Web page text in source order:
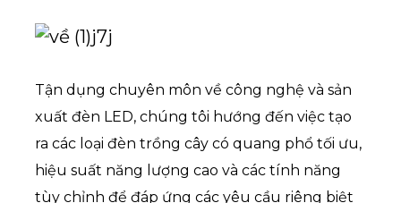
Tận dụng chuyên môn về công nghệ và sản
xuất đèn LED, chúng tôi hướng đến việc tạo
ra các loại đèn trồng cây có quang phổ tối ưu,
hiệu suất năng lượng cao và các tính năng
tùy chỉnh để đáp ứng các yêu cầu riêng biệt